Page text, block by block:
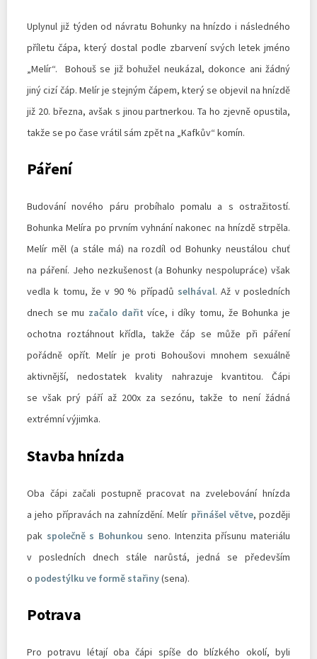
Uplynul již týden od návratu Bohunky na hnízdo i následného
příletu čápa, který dostal podle zbarvení svých letek jméno
„Melír“. Bohouš se již bohužel neukázal, dokonce ani žádný
jiný cizí čáp. Melír je stejným čápem, který se objevil na hnízdě
již 20. března, avšak s jinou partnerkou. Ta ho zjevně opustila,
takže se po čase vrátil sám zpět na „Kafkův“ komín.
Páření
Budování nového páru probíhalo pomalu a s ostražitostí.
Bohunka Melíra po prvním vyhnání nakonec na hnízdě strpěla.
Melír měl (a stále má) na rozdíl od Bohunky neustálou chuť
na páření. Jeho nezkušenost (a Bohunky nespolupráce) však
vedla k tomu, že v 90 % případů selhával. Až v posledních
dnech se mu začalo dařit více, i díky tomu, že Bohunka je
ochotna roztáhnout křídla, takže čáp se může při páření
pořádně opřít. Melír je proti Bohoušovi mnohem sexuálně
aktivnější, nedostatek kvality nahrazuje kvantitou. Čápi
se však prý páří až 200x za sezónu, takže to není žádná
extrémní výjimka.
Stavba hnízda
Oba čápi začali postupně pracovat na zvelebování hnízda
a jeho přípravách na zahnízdění. Melír přinášel větve, později
pak společně s Bohunkou seno. Intenzita přísunu materiálu
v posledních dnech stále narůstá, jedná se především
o podestýlku ve formě stařiny(sena).
Potrava
Pro potravu létají oba čápi spíše do blízkého okolí, byli